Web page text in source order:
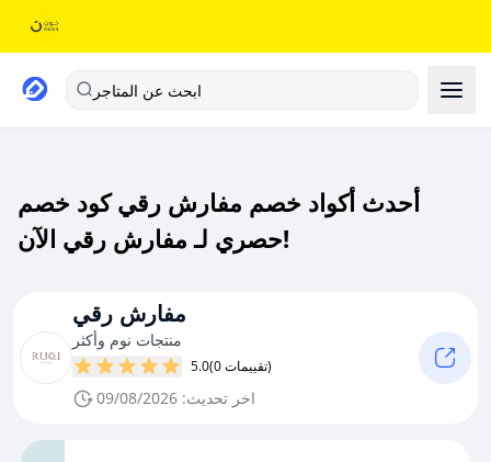
ابحث عن المتاجر
أحدث أكواد خصم مفارش رقي كود خصم
حصري لـ مفارش رقي الآن!
مفارش رقي
منتجات نوم وأكثر
5.0 (0 تقييمات)
اخر تحديث: 09/08/2026